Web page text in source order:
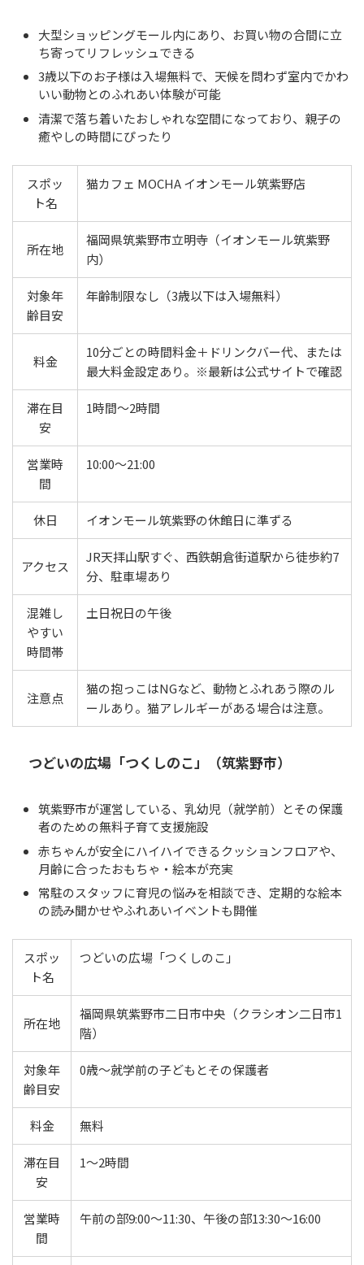
大型ショッピングモール内にあり、お買い物の合間に立
ち寄ってリフレッシュできる
3歳以下のお子様は入場無料で、天候を問わず室内でかわ
いい動物とのふれあい体験が可能
清潔で落ち着いたおしゃれな空間になっており、親子の
癒やしの時間にぴったり
スポッ
ト名
猫カフェ MOCHA イオンモール筑紫野店
所在地
福岡県筑紫野市立明寺（イオンモール筑紫野
内）
対象年
齢目安
年齢制限なし（3歳以下は入場無料）
料金
10分ごとの時間料金＋ドリンクバー代、または
最大料金設定あり。※最新は公式サイトで確認
滞在目
安
1時間〜2時間
営業時
間
10:00〜21:00
休日 イオンモール筑紫野の休館日に準ずる
アクセス
JR天拝山駅すぐ、西鉄朝倉街道駅から徒歩約7
分、駐車場あり
混雑し
やすい
時間帯
土日祝日の午後
注意点
猫の抱っこはNGなど、動物とふれあう際のル
ールあり。猫アレルギーがある場合は注意。
つどいの広場「つくしのこ」（筑紫野市）
筑紫野市が運営している、乳幼児（就学前）とその保護
者のための無料子育て支援施設
赤ちゃんが安全にハイハイできるクッションフロアや、
月齢に合ったおもちゃ・絵本が充実
常駐のスタッフに育児の悩みを相談でき、定期的な絵本
の読み聞かせやふれあいイベントも開催
スポッ
ト名
つどいの広場「つくしのこ」
所在地
福岡県筑紫野市二日市中央（クラシオン二日市1
階）
対象年
齢目安
0歳〜就学前の子どもとその保護者
料金 無料
滞在目
安
1〜2時間
営業時
間
午前の部9:00〜11:30、午後の部13:30〜16:00